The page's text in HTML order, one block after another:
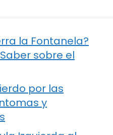
la Fontanela?
sobre el
por las
y